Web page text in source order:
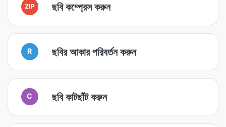
ZIP ছবি কম্প্রেস করুন
R ছবির আকার পরিবর্তন করুন
C ছবি কাটছাঁট করুন